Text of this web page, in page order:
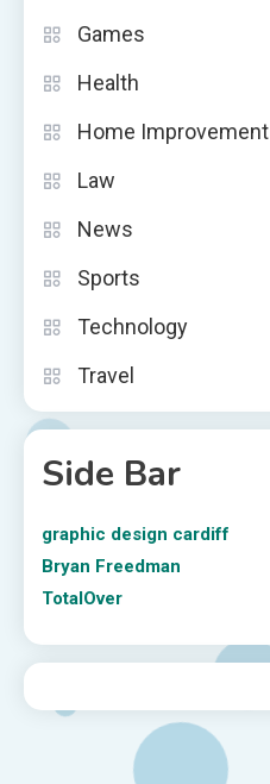
Games
Health
Home Improvement
Law
News
Sports
Technology
Travel
Side Bar
graphic design cardiff
Bryan Freedman
TotalOver